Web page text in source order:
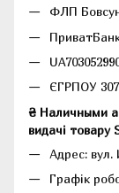
ФЛП
ЄГРПОУ
₴ Наличными
видачі товару
Адрес:
Графік